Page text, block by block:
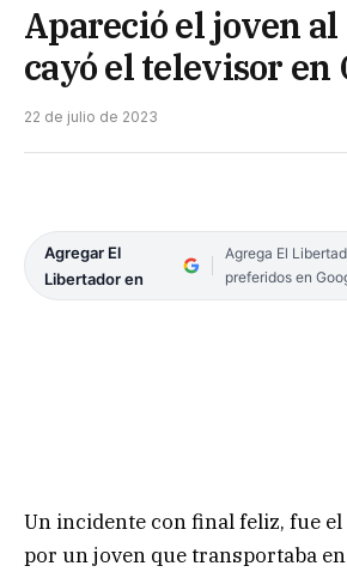
Apareció el joven al
cayó el televisor en
22 de julio de 2023
Agregar El
Libertador en
Agrega El
preferidos en
Un incidente con final feliz, fue
por un joven que transportaba